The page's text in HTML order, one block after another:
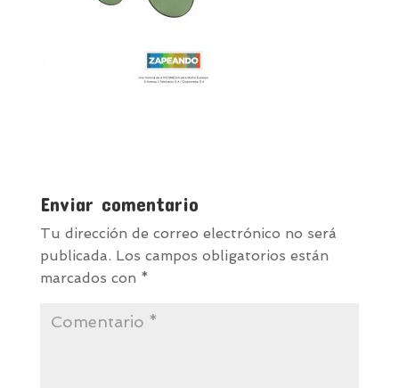
Enviar comentario
Tu dirección de correo electrónico no será
publicada. Los campos obligatorios están
marcados con *